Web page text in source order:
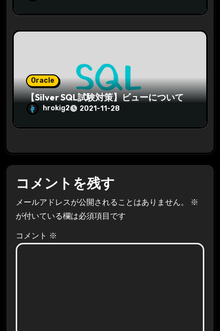
Oracle
【Silver SQL試験対策】ビューについて
hrokig2 2021-11-28
コメントを残す
メールアドレスが公開されることはありません。
※
が付いている欄は必須項目です
コメント ※